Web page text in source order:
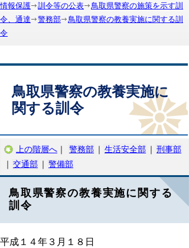
情報保護
訓令等の公表
鳥取県警察の施策を示す訓
令、通達
警務部
鳥取県警察の教養実施に関する訓
令
鳥取県警察の教養実施に
関する訓令
上の階層へ ｜ 警務部 ｜ 生活安全部 ｜ 刑事部
｜ 交通部 ｜ 警備部
鳥取県警察の教養実施に関する
訓令
平成１４年３月１８日